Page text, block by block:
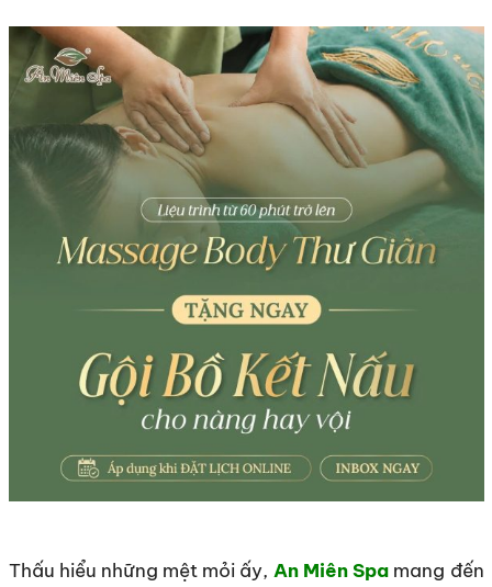
Thấu hiểu những mệt mỏi ấy, An Miên Spa mang đến